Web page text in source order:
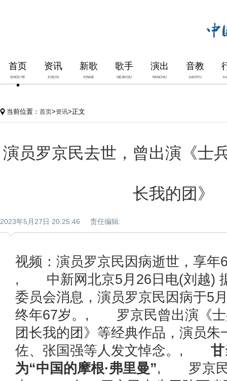
首页
SHOUYE
资讯
ZIXUN
新歌
XINGE
歌手
GESHOU
演出
YANCHU
音教
JIAOYU
当前位置： 首页>资讯>正文
演员罗京民去世，曾出演《士
长我的团》
2023年5月27日 20:25:46 责任编辑:
视频：演员罗京民因病逝世，享年
, 中新网北京5月26日电(刘越)
委员会消息，演员罗京民因病于5
终年67岁。, 罗京民曾出演《士
团长我的团》等经典作品，演员朱
佐、张国强等人发文悼念。,
为“中国的摩根·弗里曼”, 罗京民